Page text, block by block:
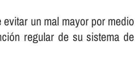
un mal mayor por medio
regular de su sistema de